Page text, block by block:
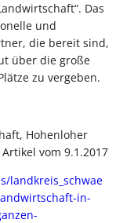
Das
und
die bereit sind,
über die große
zu vergeben.
Hohenloher
vom 9.1.2017
landkreis_schwae
in-